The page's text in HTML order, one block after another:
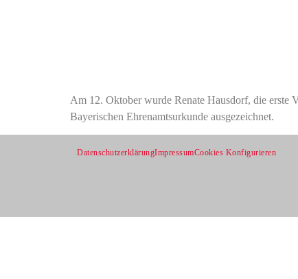
Am 12. Oktober wurde Renate Hausdorf, die erste
Bayerischen Ehrenamtsurkunde ausgezeichnet.
DatenschutzerklärungImpressumCookies Konfigurieren